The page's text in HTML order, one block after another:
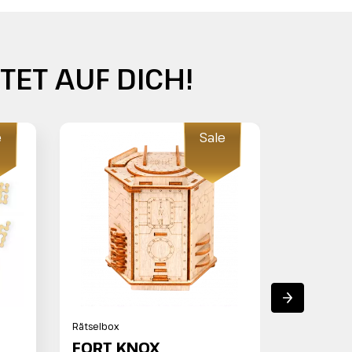
AUF DICH!
Sale
Rätselbox